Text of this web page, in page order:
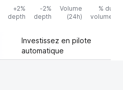
+2%
depth
-2%
depth
Volume
(24h)
% du
volume
Investissez en pilote
automatique